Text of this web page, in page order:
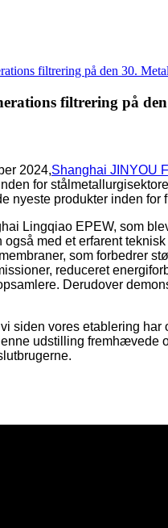
filtrering på den 30.
filtrering på
2024,Shanghai JINYOU
for
nyeste produkter inden
Lingqiao EPEW, som
også med et erfarent
som forbedrer
reduceret
Derudover
siden vores etablering
udstilling fremhævede